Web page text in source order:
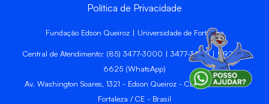
Política de Privacidade
Fundação Edson Queiroz | Universidade de Fortaleza
Central de Atendimento: (85) 3477-3000 | 3477-3400 | 99246-
6625 (WhatsApp)
Av. Washington Soares, 1321 - Edson Queiroz - CEP 60811-905 -
Fortaleza / CE - Brasil